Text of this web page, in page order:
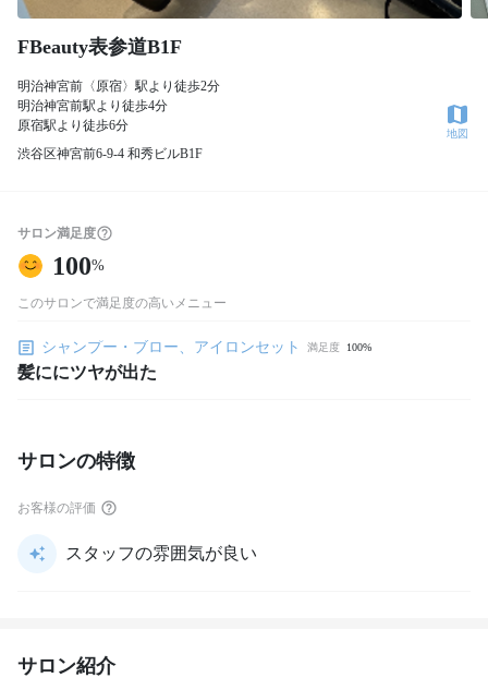
FBeauty表参道B1F
明治神宮前〈原宿〉駅より徒歩2分
明治神宮前駅より徒歩4分
原宿駅より徒歩6分
渋谷区神宮前6-9-4 和秀ビルB1F
地図
サロン満足度
100%
このサロンで満足度の高いメニュー
シャンプー・ブロー、アイロンセット 満足度 100%
髪ににツヤが出た
サロンの特徴
お客様の評価
スタッフの雰囲気が良い
サロン紹介